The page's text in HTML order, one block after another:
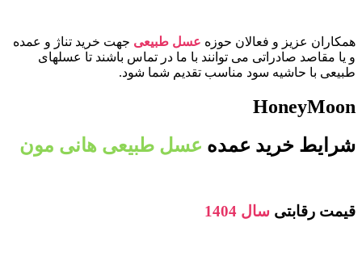
همکاران عزیز و فعالان حوزه عسل طبیعی جهت خرید تناژ و عمده
و یا مقاصد صادراتی می توانند با ما در تماس باشند تا عسلهای
طبیعی با حاشیه سود مناسب تقدیم شما شود.
HoneyMoon
شرایط خرید عمده عسل طبیعی هانی مون
قیمت رقابتی سال 1404